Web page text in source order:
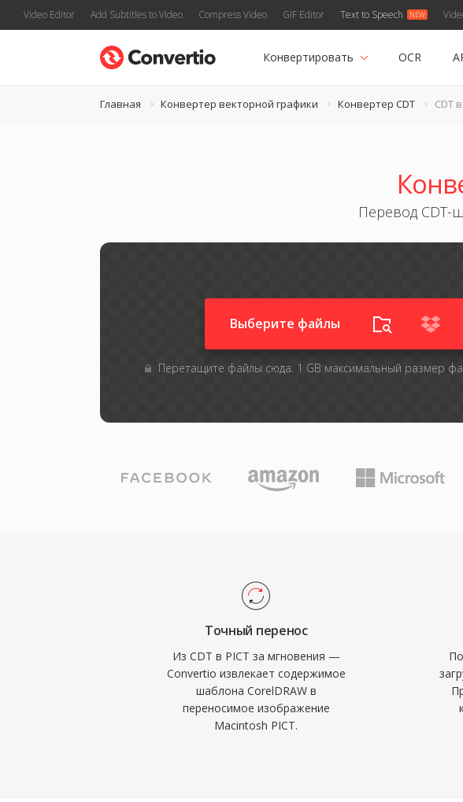
Video Editor Add Subtitles to Video Compress Video GIF Editor Text to Speech
Конвертировать OCR
Главная Конвертер векторной графики Конвертер CDT CDT
Перевод CDT-
Выберите файлы
Перетащите файлы сюда. 1 GB максимальный размер
Точный перенос
Из CDT в PICT за мгновения —
Convertio извлекает содержимое
шаблона CorelDRAW в
переносимое изображение
Macintosh PICT.